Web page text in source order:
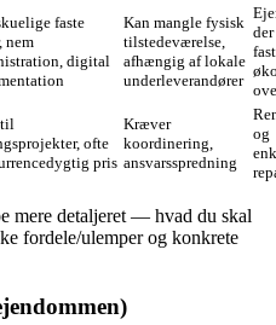
faste
nem
digital
Kan mangle fysisk
tilstedeværelse,
afhængig af lokale
underleverandører
fast
til
ofte
pris
Kræver
koordinering,
ansvarsspredning
og
mere detaljeret — hvad du skal
fordele/ulemper og konkrete